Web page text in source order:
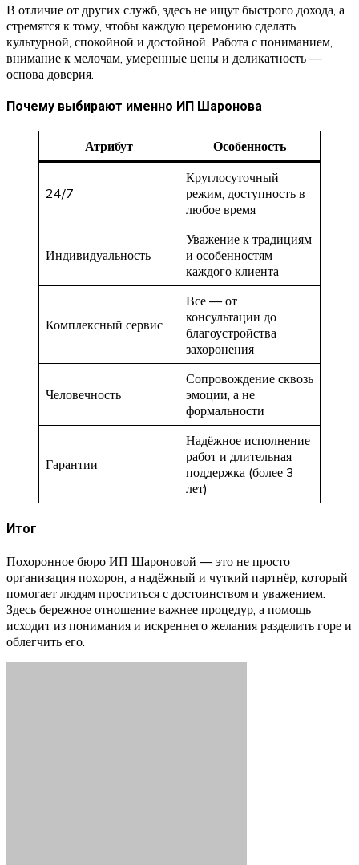
В отличие от других служб, здесь не ищут быстрого дохода, а
стремятся к тому, чтобы каждую церемонию сделать
культурной, спокойной и достойной. Работа с пониманием,
внимание к мелочам, умеренные цены и деликатность —
основа доверия.
Почему выбирают именно ИП Шаронова
Атрибут Особенность
24/7
Круглосуточный
режим, доступность в
любое время
Индивидуальность
Уважение к традициям
и особенностям
каждого клиента
Комплексный сервис
Все — от
консультации до
благоустройства
захоронения
Человечность
Сопровождение сквозь
эмоции, а не
формальности
Гарантии
Надёжное исполнение
работ и длительная
поддержка (более 3
лет)
Итог
Похоронное бюро ИП Шароновой — это не просто
организация похорон, а надёжный и чуткий партнёр, который
помогает людям проститься с достоинством и уважением.
Здесь бережное отношение важнее процедур, а помощь
исходит из понимания и искреннего желания разделить горе и
облегчить его.